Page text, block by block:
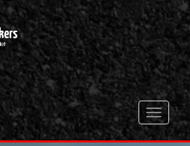
Toggle